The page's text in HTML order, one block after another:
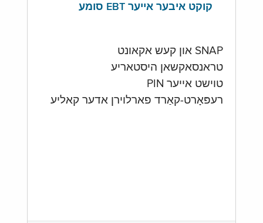
קוקט איבער אייער EBT סומע
SNAP און קעש אקאונט
טראנסאקשאן היסטאריע
טוישט אייער PIN
רעפּאָרט-קאַרד פארלוירן אדער קאליע